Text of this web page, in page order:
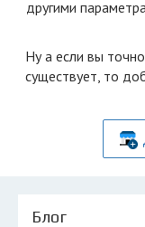
другими
Ну а если вы
существует, то
Блог